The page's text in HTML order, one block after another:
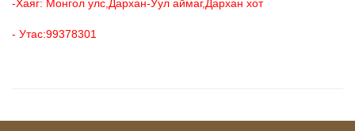
-Хаяг: Монгол улс,Дархан-Уул аймаг,Дархан хот
- Утас:99378301